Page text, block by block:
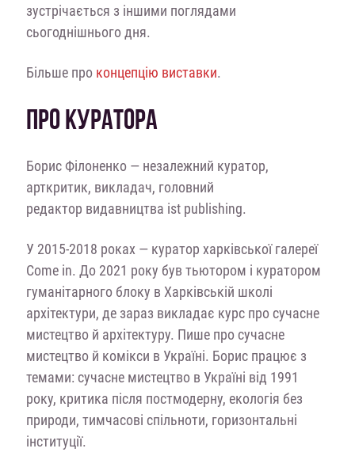
зустрічається з іншими поглядами
сьогоднішнього дня.
Більше проконцепцію виставки.
ПРО КУРАТОРА
Борис Філоненко — незалежний куратор,
арткритик, викладач, головний
редактор видавництва ist publishing.
У 2015-2018 роках — куратор харківської галереї
Come in. До 2021 року був тьютором і куратором
гуманітарного блоку в Харківській школі
архітектури, де зараз викладає курс про сучасне
мистецтво й архітектуру. Пише про сучасне
мистецтво й комікси в Україні. Борис працює з
темами: сучасне мистецтво в Україні від 1991
року, критика після постмодерну, екологія без
природи, тимчасові спільноти, горизонтальні
інституції.